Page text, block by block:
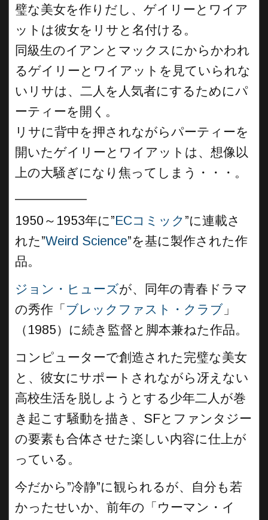
璧な美女を作りだし、ゲイリーとワイア
ットは彼女をリサと名付ける。
同級生のイアンとマックスにからかわれ
るゲイリーとワイアットを見ていられな
いリサは、二人を人気者にするためにパ
ーティーを開く。
リサに背中を押されながらパーティーを
開いたゲイリーとワイアットは、想像以
上の大騒ぎになり焦ってしまう・・・。
1950～1953年に”ECコミック ”に連載さ
れた”Weird Science”を基に製作された作
品。
ジョン・ヒューズが、同年の青春ドラマ
の秀作「 ブレックファスト・クラブ 」
（1985）に続き監督と脚本兼ねた作品。
コンピューターで創造された完璧な美女
と、彼女にサポートされながら冴えない
高校生活を脱しようとする少年二人が巻
き起こす騒動を描き、SFとファンタジー
の要素も合体させた楽しい内容に仕上が
っている。
今だから”冷静”に観られるが、自分も若
かったせいか、前年の「ウーマン・イ